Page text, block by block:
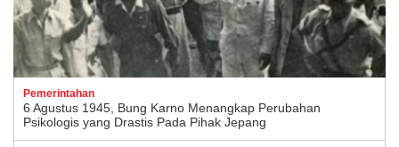
Pemerintahan
6 Agustus 1945, Bung Karno Menangkap Perubahan
Psikologis yang Drastis Pada Pihak Jepang